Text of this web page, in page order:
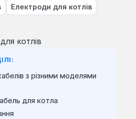
Електроди для котлів
з різними моделями
для котла